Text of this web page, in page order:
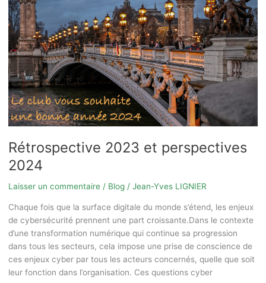
Rétrospective 2023 et perspectives
2024
Laisser un commentaire / Blog/ Jean-Yves LIGNIER
Chaque fois que la surface digitale du monde s’étend, les enjeux
de cybersécurité prennent une part croissante.Dans le contexte
d’une transformation numérique qui continue sa progression
dans tous les secteurs, cela impose une prise de conscience de
ces enjeux cyber par tous les acteurs concernés, quelle que soit
leur fonction dans l’organisation. Ces questions cyber
perspectives
2024